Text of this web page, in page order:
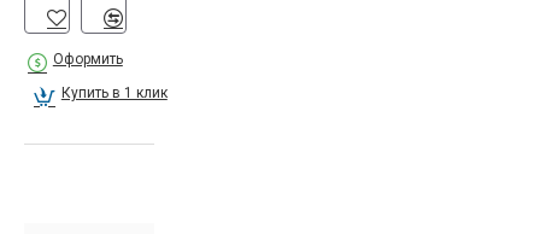
Оформить
Купить в 1 клик